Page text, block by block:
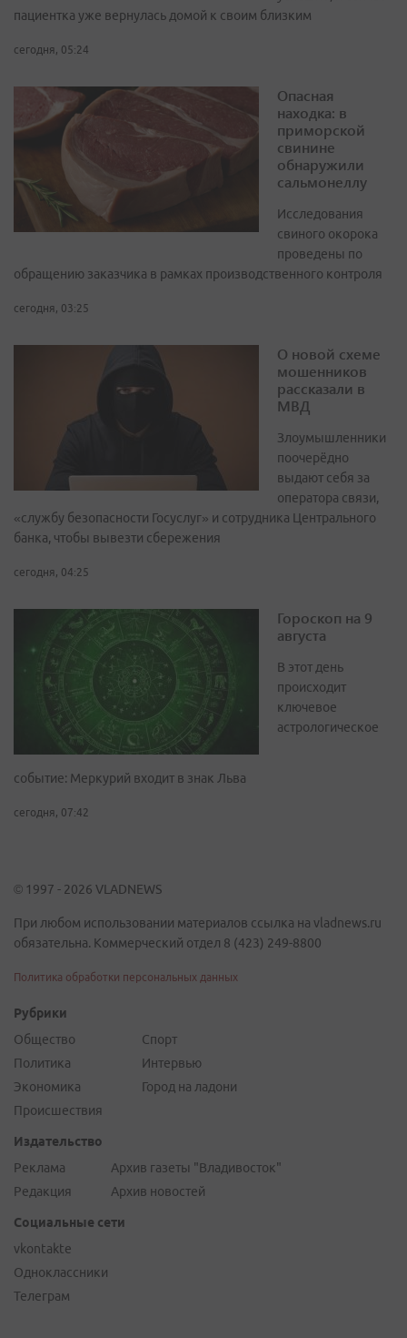
пациентка уже вернулась домой к своим близким
сегодня, 05:24
Опасная
находка: в
приморской
свинине
обнаружили
сальмонеллу
Исследования
свиного окорока
проведены по
обращению заказчика в рамках производственного контроля
сегодня, 03:25
О новой схеме
мошенников
рассказали в
МВД
Злоумышленники
поочерёдно
выдают себя за
оператора связи,
«службу безопасности Госуслуг» и сотрудника Центрального
банка, чтобы вывезти сбережения
сегодня, 04:25
Гороскоп на 9
августа
В этот день
происходит
ключевое
астрологическое
событие: Меркурий входит в знак Льва
сегодня, 07:42
© 1997 - 2026 VLADNEWS
При любом использовании материалов ссылка на vladnews.ru
обязательна. Коммерческий отдел 8 (423) 249-8800
Политика обработки персональных данных
Рубрики
Общество
Политика
Экономика
Происшествия
Спорт
Интервью
Город на ладони
Издательство
Реклама
Редакция
Архив газеты "Владивосток"
Архив новостей
Социальные сети
vkontakte
Одноклассники
Телеграм